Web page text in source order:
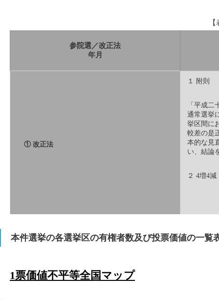
参院選／改正法
年月
① 改正法
１ 附則
「平成
通常選挙
挙区間に
較差の是
本的な見
い、結論
２ 4増4減
② 最高裁大法廷判決
③ 有権者数最大較差（倍）
本件選挙の各選挙区の有権者数及び投票価値の一覧
1票価値不平等全国マップ